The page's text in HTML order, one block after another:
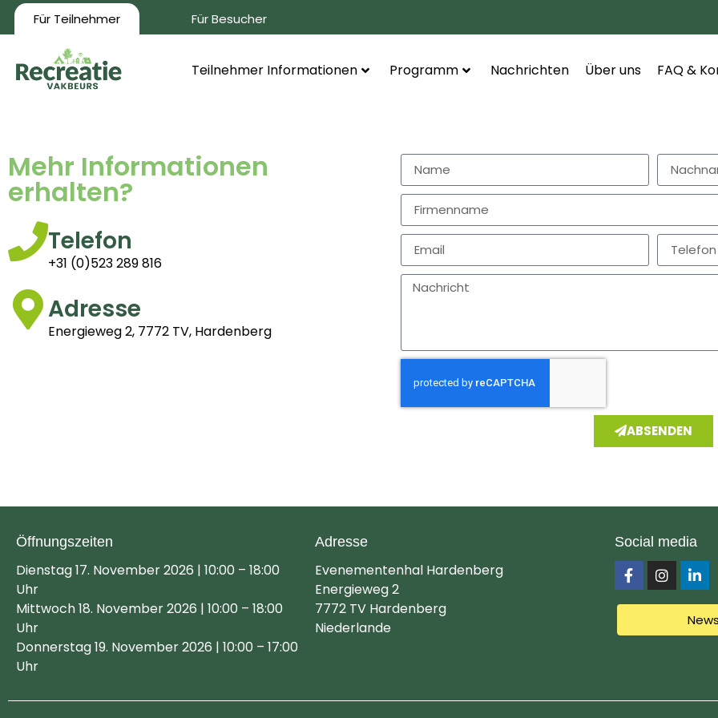
Für Teilnehmer Für Besucher
Teilnehmer Informationen Programm Nachrichten Über uns FAQ &
Mehr Informationen
erhalten?
Telefon
+31 (0)523 289 816
Adresse
Energieweg 2, 7772 TV, Hardenberg
ABSENDEN
Öffnungszeiten
Dienstag 17. November 2026 | 10:00 – 18:00
Uhr
Mittwoch 18. November 2026 | 10:00 – 18:00
Uhr
Donnerstag 19. November 2026 | 10:00 – 17:00
Uhr
Adresse
Evenementenhal Hardenberg
Energieweg 2
7772 TV Hardenberg
Niederlande
Social media